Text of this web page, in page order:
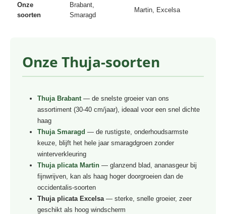
Onze
soorten
Brabant,
Smaragd
Martin, Excelsa
Onze Thuja-soorten
Thuja Brabant— de snelste groeier van ons
assortiment (30-40 cm/jaar), ideaal voor een snel dichte
haag
Thuja Smaragd — de rustigste, onderhoudsarmste
keuze, blijft het hele jaar smaragdgroen zonder
winterverkleuring
Thuja plicata Martin— glanzend blad, ananasgeur bij
fijnwrijven, kan als haag hoger doorgroeien dan de
occidentalis-soorten
Thuja plicata Excelsa— sterke, snelle groeier, zeer
geschikt als hoog windscherm